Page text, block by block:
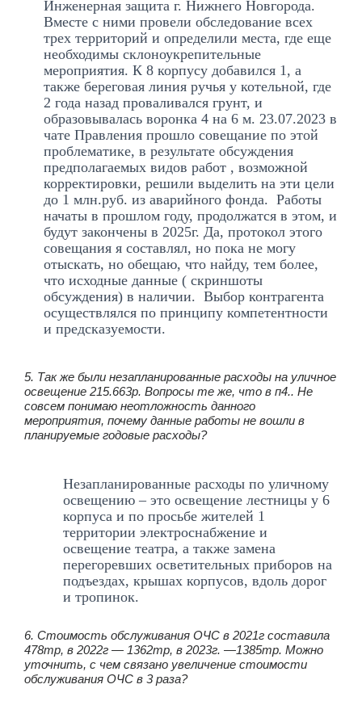
Инженерная защита г. Нижнего Новгорода.
Вместе с ними провели обследование всех
трех территорий и определили места, где еще
необходимы склоноукрепительные
мероприятия. К 8 корпусу добавился 1, а
также береговая линия ручья у котельной, где
2 года назад проваливался грунт, и
образовывалась воронка 4 на 6 м. 23.07.2023 в
чате Правления прошло совещание по этой
проблематике, в результате обсуждения
предполагаемых видов работ , возможной
корректировки, решили выделить на эти цели
до 1 млн.руб. из аварийного фонда. Работы
начаты в прошлом году, продолжатся в этом, и
будут закончены в 2025г. Да, протокол этого
совещания я составлял, но пока не могу
отыскать, но обещаю, что найду, тем более,
что исходные данные ( скриншоты
обсуждения) в наличии. Выбор контрагента
осуществлялся по принципу компетентности
и предсказуемости.
5. Так же были незапланированные расходы на уличное
освещение 215.663р. Вопросы те же, что в п4.. Не
совсем понимаю неотложность данного
мероприятия, почему данные работы не вошли в
планируемые годовые расходы?
Незапланированные расходы по уличному
освещению – это освещение лестницы у 6
корпуса и по просьбе жителей 1
территории электроснабжение и
освещение театра, а также замена
перегоревших осветительных приборов на
подъездах, крышах корпусов, вдоль дорог
и тропинок.
6. Стоимость обслуживания ОЧС в 2021г составила
478тр, в 2022г — 1362тр, в 2023г. —1385тр. Можно
уточнить, с чем связано увеличение стоимости
обслуживания ОЧС в 3 раза?